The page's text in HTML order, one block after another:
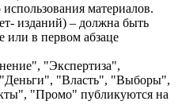
материалов.
изданий) – должна быть
или в первом абзаце
"Экспертиза",
"Власть", "Выборы",
"Промо" публикуются на